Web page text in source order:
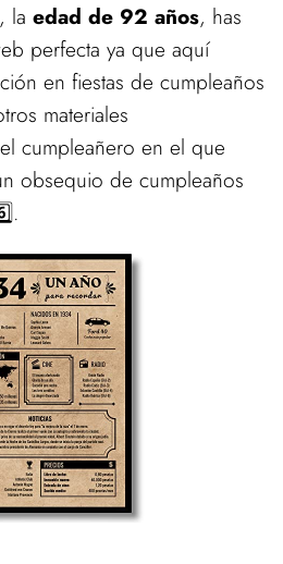
la edad de 92 años, has
perfecta ya que aquí
en fiestas de cumpleaños
materiales
cumpleañero en el que
obsequio de cumpleaños